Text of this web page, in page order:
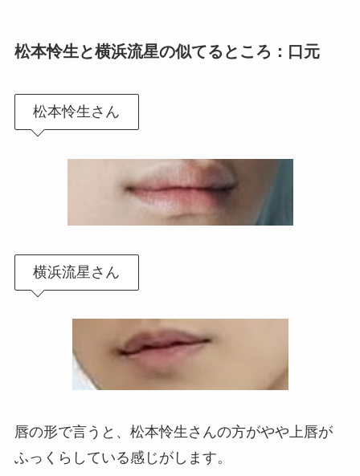
松本怜生と横浜流星の似てるところ：口元
松本怜生さん
横浜流星さん
唇の形で言うと、松本怜生さんの方がやや上唇が
ふっくらしている感じがします。